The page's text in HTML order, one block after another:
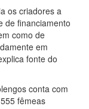
os criadores a
de financiamento
como de
em
fonte do
conta com
fêmeas